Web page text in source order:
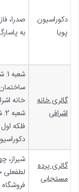
دکوراسیون
پویا
صدرا،
به
گالری خانه
اشرافی
خانه
فلکه
گالری پرده
مستجابی
شیراز،